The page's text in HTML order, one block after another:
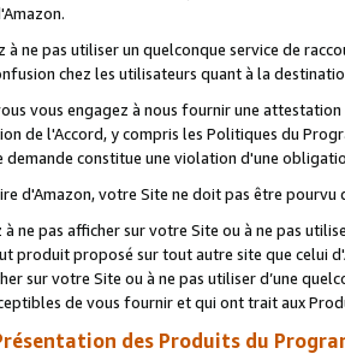
à ne pas utiliser un quelconque service de
chez les utilisateurs quant à la
vous engagez à nous fournir une
de l'Accord, y compris les Politiques du
constitue une violation d'une
d'Amazon, votre Site ne doit pas être
à ne pas afficher sur votre Site ou à ne pas
produit proposé sur tout autre site que celui
sur votre Site ou à ne pas utiliser d’une
de vous fournir et qui ont trait aux
des Produits du